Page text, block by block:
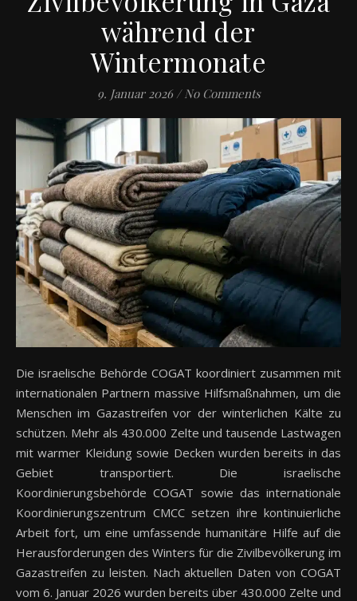
während der
Wintermonate
9. Januar 2026 / No Comments
Die israelische Behörde COGAT koordiniert zusammen mit
internationalen Partnern massive Hilfsmaßnahmen, um die
Menschen im Gazastreifen vor der winterlichen Kälte zu
schützen. Mehr als 430.000 Zelte und tausende Lastwagen
mit warmer Kleidung sowie Decken wurden bereits in das
Gebiet transportiert. Die israelische
Koordinierungsbehörde COGAT sowie das internationale
Koordinierungszentrum CMCC setzen ihre kontinuierliche
Arbeit fort, um eine umfassende humanitäre Hilfe auf die
Herausforderungen des Winters für die Zivilbevölkerung im
Gazastreifen zu leisten. Nach aktuellen Daten von COGAT
vom 6. Januar 2026 wurden bereits über 430.000 Zelte und